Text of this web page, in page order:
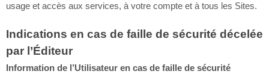
usage et accès aux services, à votre compte et à tous les Sites.
Indications en cas de faille de sécurité décelée
par l’Éditeur
Information de l’Utilisateur en cas de faille de sécurité